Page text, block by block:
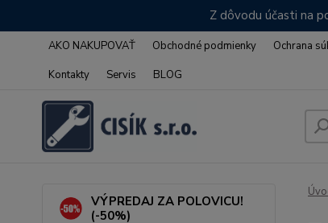
Z dôvodu účasti na
AKO NAKUPOVAŤ Obchodné podmienky Ochrana
Kontakty
Servis BLOG
VÝPREDAJ ZA POLOVICU!
(-50%)